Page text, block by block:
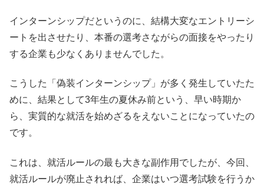
インターンシップだというのに、結構大変なエントリーシ
ートを出させたり、本番の選考さながらの面接をやったり
する企業も少なくありませんでした。
こうした「偽装インターンシップ」が多く発生していたた
めに、結果として3年生の夏休み前という、早い時期か
ら、実質的な就活を始めざるをえないことになっていたの
です。
これは、就活ルールの最も大きな副作用でしたが、今回、
就活ルールが廃止されれば、企業はいつ選考試験を行うか